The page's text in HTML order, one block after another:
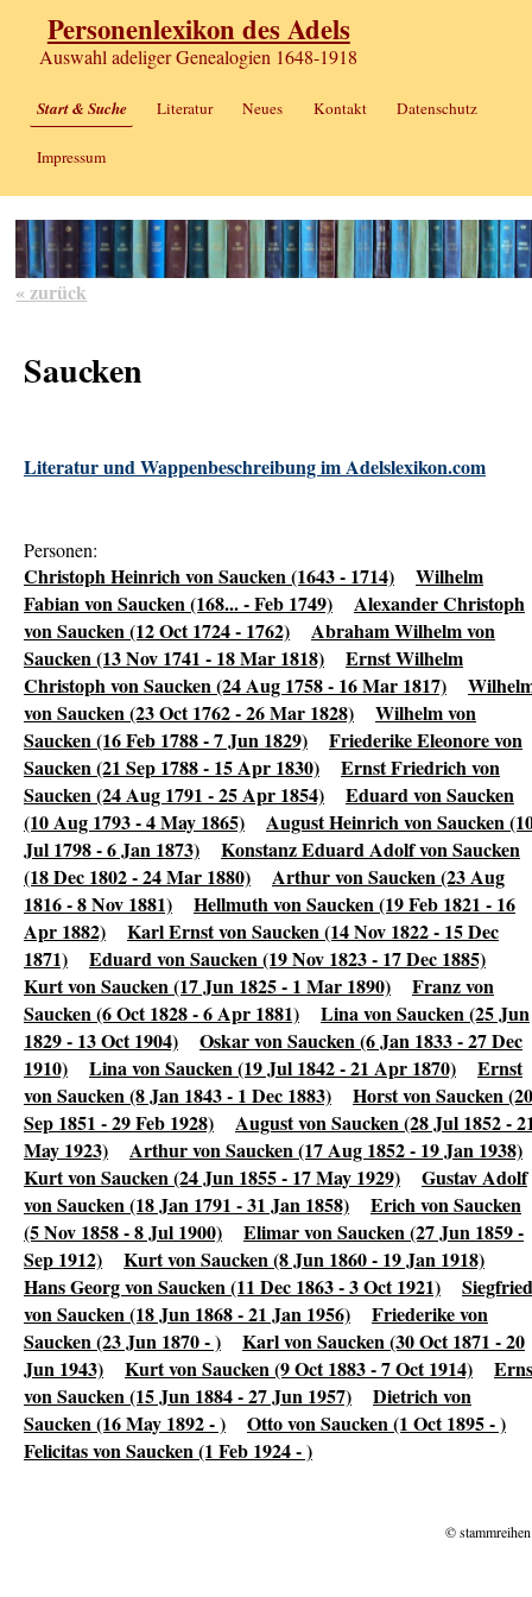
Personenlexikon des Adels
Auswahl adeliger Genealogien 1648-1918
Start & Suche Literatur Neues Kontakt Datenschutz
Impressum
« zurück
Saucken
Literatur und Wappenbeschreibung im Adelslexikon.com
Personen:
Christoph Heinrich von Saucken (1643 - 1714)
Wilhelm
Fabian von Saucken (168... - Feb 1749)
Alexander Christoph
von Saucken (12 Oct 1724 - 1762)
Abraham Wilhelm von
Saucken (13 Nov 1741 - 18 Mar 1818)
Ernst Wilhelm
Christoph von Saucken (24 Aug 1758 - 16 Mar 1817)
von Saucken (23 Oct 1762 - 26 Mar 1828)
Wilhelm von
Saucken (16 Feb 1788 - 7 Jun 1829)
Friederike Eleonore von
Saucken (21 Sep 1788 - 15 Apr 1830)
Ernst Friedrich von
Saucken (24 Aug 1791 - 25 Apr 1854)
Eduard von Saucken
(10 Aug 1793 - 4 May 1865)
August Heinrich von Saucken
Jul 1798 - 6 Jan 1873)
Konstanz Eduard Adolf von Saucken
(18 Dec 1802 - 24 Mar 1880)
Arthur von Saucken (23 Aug
1816 - 8 Nov 1881)
Hellmuth von Saucken (19 Feb 1821 - 16
Apr 1882)
Karl Ernst von Saucken (14 Nov 1822 - 15 Dec
1871)
Eduard von Saucken (19 Nov 1823 - 17 Dec 1885)
Kurt von Saucken (17 Jun 1825 - 1 Mar 1890)
Franz von
Saucken (6 Oct 1828 - 6 Apr 1881)
Lina von Saucken (25 Jun
1829 - 13 Oct 1904)
Oskar von Saucken (6 Jan 1833 - 27 Dec
1910)
Lina von Saucken (19 Jul 1842 - 21 Apr 1870)
Ernst
von Saucken (8 Jan 1843 - 1 Dec 1883)
Horst von Saucken (20
Sep 1851 - 29 Feb 1928)
August von Saucken (28 Jul 1852 -
May 1923)
Arthur von Saucken (17 Aug 1852 - 19 Jan 1938)
Kurt von Saucken (24 Jun 1855 - 17 May 1929)
Gustav Adolf
von Saucken (18 Jan 1791 - 31 Jan 1858)
Erich von Saucken
(5 Nov 1858 - 8 Jul 1900)
Elimar von Saucken (27 Jun 1859 -
Sep 1912)
Kurt von Saucken (8 Jun 1860 - 19 Jan 1918)
Hans Georg von Saucken (11 Dec 1863 - 3 Oct 1921)
Siegfried
von Saucken (18 Jun 1868 - 21 Jan 1956)
Friederike von
Saucken (23 Jun 1870 - )
Karl von Saucken (30 Oct 1871 - 20
Jun 1943)
Kurt von Saucken (9 Oct 1883 - 7 Oct 1914)
von Saucken (15 Jun 1884 - 27 Jun 1957)
Dietrich von
Saucken (16 May 1892 - )
Otto von Saucken (1 Oct 1895 - )
Felicitas von Saucken (1 Feb 1924 - )
©